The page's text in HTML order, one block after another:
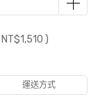
NT$1,510 )
運送方式